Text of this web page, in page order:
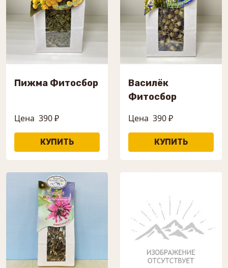
Пижма Фитосбор
Цена 390 ₽
Василёк
Фитосбор
Цена 390 ₽